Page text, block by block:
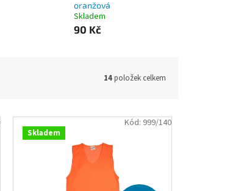
oranžová
Skladem
90 Kč
14položek celkem
Skladem
Kód: 999/140